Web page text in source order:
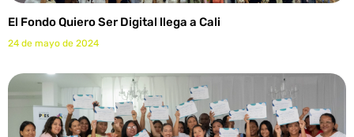
El Fondo Quiero Ser Digital llega a Cali
24 de mayo de 2024